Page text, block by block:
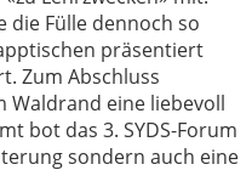
die Fülle dennoch so
präsentiert
Zum Abschluss
Waldrand eine liebevoll
bot das 3. SYDS-Forum
sondern auch eine